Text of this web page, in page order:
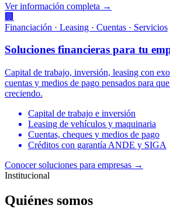
Ver información completa →
🏢
Financiación · Leasing · Cuentas · Servicios
Soluciones financieras para tu
Capital de trabajo, inversión, leasing con
cuentas y medios de pago pensados para
creciendo.
Capital de trabajo e inversión
Leasing de vehículos y maquinaria
Cuentas, cheques y medios de pago
Créditos con garantía ANDE y SIGA
Conocer soluciones para empresas →
Institucional
Quiénes somos